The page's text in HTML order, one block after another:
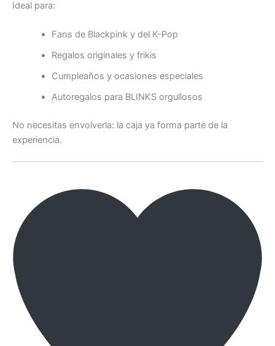
Ideal para:
Fans de Blackpink y del K-Pop
Regalos originales y frikis
Cumpleaños y ocasiones especiales
Autoregalos para BLINKS orgullosos
No necesitas envolverla: la caja ya forma parte de la
experiencia.